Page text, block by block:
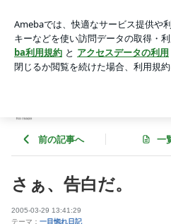
アプリをダウンロードして ブログの
ょう。
前の記事へ 一
さぁ、告白だ。
2005-03-29 13:41:29
テーマ： 一目惚れ日記